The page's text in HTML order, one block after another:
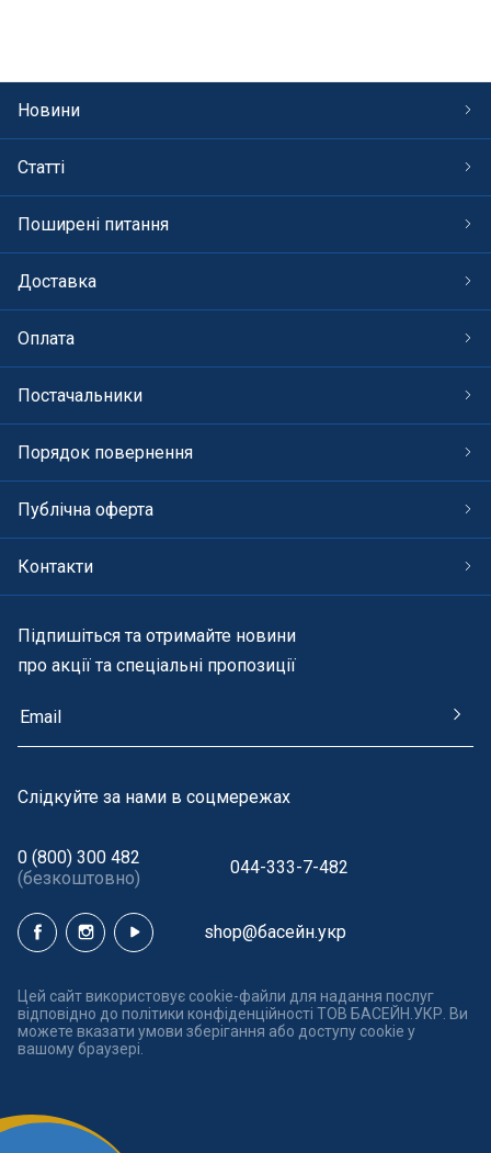
Новини
Статті
Поширені питання
Доставка
Оплата
Постачальники
Порядок повернення
Публічна оферта
Контакти
Підпишіться та отримайте новини
про акції та спеціальні пропозиції
Cлідкуйте за нами в соцмережах
0 (800) 300 482
(безкоштовно)
044-333-7-482
shop@басейн.укр
Цей сайт використовує cookie-файли для надання послуг
відповідно до політики конфіденційності ТОВ БАСЕЙН.УКР. Ви
можете вказати умови зберігання або доступу cookie у
вашому браузері.